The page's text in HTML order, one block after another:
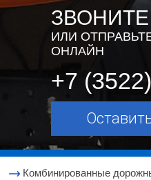
ИЛИ
ОНЛАЙН
+7 (3522)
Комбинированные